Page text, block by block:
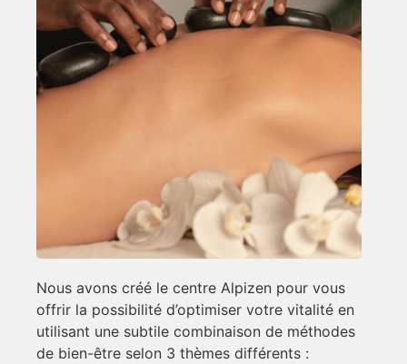
Nous avons créé le centre Alpizen pour vous
offrir la possibilité d’optimiser votre vitalité en
utilisant une subtile combinaison de méthodes
de bien-être selon 3 thèmes différents :